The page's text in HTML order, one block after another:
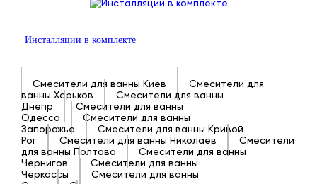
Инсталляции в комплекте
Смесители для ванны Киев
Смесители для
ванны Харьков
Смесители для ванны
Днепр
Смесители для ванны
Одесса
Смесители для ванны
Запорожье
Смесители для ванны Кривой
Рог
Смесители для ванны Николаев
Смесители
для ванны Полтава
Смесители для ванны
Чернигов
Смесители для ванны
Черкассы
Смесители для ванны